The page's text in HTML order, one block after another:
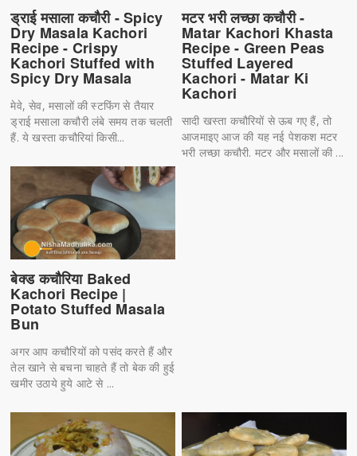
ड्राई मसाला कचौरी - Spicy
Dry Masala Kachori
Recipe - Crispy
Kachori Stuffed with
Spicy Dry Masala
मेवे, सेव, मसालों की स्टफिंग से तैयार
ड्राई मसाला कचौरी लंबे समय तक चलती
हैं. ये खस्ता कचौरियां किसी...
मटर भरी लच्छा कचौरी -
Matar Kachori Khasta
Recipe - Green Peas
Stuffed Layered
Kachori - Matar Ki
Kachori
सादी खस्ता कचौरियों से ऊब गए हैं, तो
आजमाइए आज की यह नई पेशकश मटर
भरी लच्छा कचौरी. मटर और मसालों की ...
बेक्ड कचौरिया Baked
Kachori Recipe |
Potato Stuffed Masala
Bun
अगर आप कचौरियों को पसंद करते हैं और
तेल खाने से बचना चाहते हैं तो बेक की हुई
खमीर उठाये हुये आटे से ...